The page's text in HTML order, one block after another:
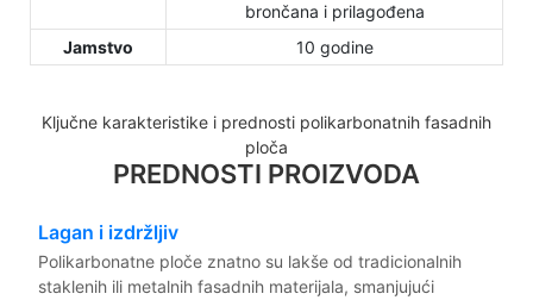
brončana i prilagođena
Jamstvo
10 godine
Ključne karakteristike i prednosti polikarbonatnih fasadnih
ploča
PREDNOSTI PROIZVODA
Lagan i izdržljiv
Polikarbonatne ploče znatno su lakše od tradicionalnih
staklenih ili metalnih fasadnih materijala, smanjujući